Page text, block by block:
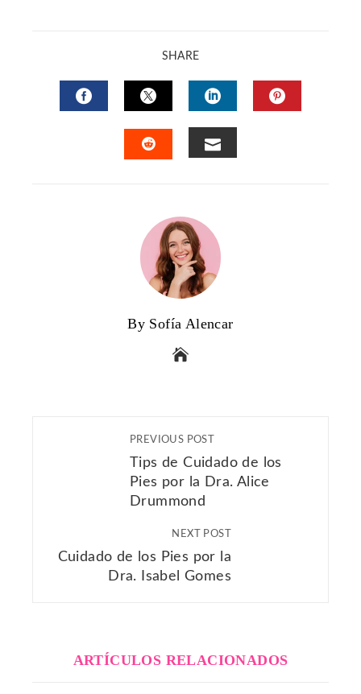
SHARE
FACEBOOKTWITTERLINKEDIN
By Sofía Alencar
PREVIOUS POST
Tips de Cuidado de los
Pies por la Dra. Alice
Drummond
NEXT POST
Cuidado de los Pies por la
Dra. Isabel Gomes
ARTÍCULOS RELACIONADOS